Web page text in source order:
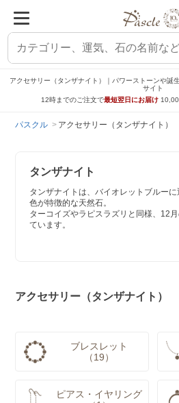
アクセサリー（タンザナイト）｜パワーストーンや誕
サイト
12時までのご注文で最短翌日にお届け
パスクル アクセサリー（タンザナイト）
タンザナイト
タンザナイトは、バイオレットブルー
色が特徴的な天然石。
ターコイズやラピスラズリと同様、12
ています。
アクセサリー（タンザナイト）
ブレスレット
（19）
ピアス・イヤリング